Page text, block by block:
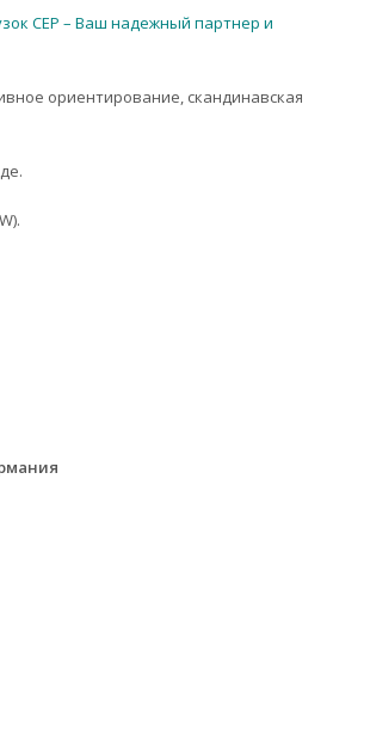
CEP – Ваш надежный партнер и
ориентирование, скандинавская